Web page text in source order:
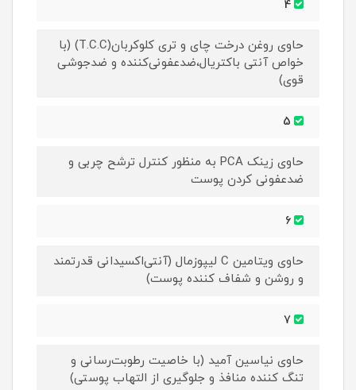
حاوی روغن درخت چای و تری کلوکربان(T.C.C) (با
خواص آنتی باکتریال،ضدعفونی‌کننده و ضدجوشی
قوی)
حاوی زینک PCA به ‌منظور کنترل ترشح چربی و
ضدعفونی کردن پوست
حاوی ویتامین C لیپوزمال (آنتی‌اکسیدانی قدرتمند
و روشن و شفاف کننده پوست)
حاوی نیاسین آمید (با خاصیت رطوبت‌رسانی و
تنگ کننده منافذ و جلوگیری از التهاب پوستی)